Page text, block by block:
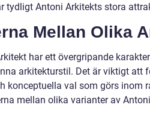
tydligt Antoni Arkitekts stora
Mellan Olika
har ett övergripande
arkitekturstil. Det är viktigt
konceptuella val som görs inom
mellan olika varianter av